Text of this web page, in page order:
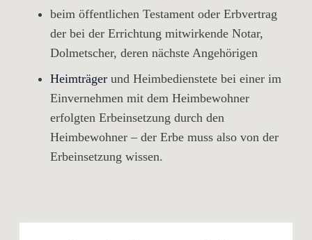
beim öffentlichen Testament oder Erbvertrag
der bei der Errichtung mitwirkende Notar,
Dolmetscher, deren nächste Angehörigen
Heimträger und Heimbedienstete bei einer im
Einvernehmen mit dem Heimbewohner
erfolgten Erbeinsetzung durch den
Heimbewohner – der Erbe muss also von der
Erbeinsetzung wissen.